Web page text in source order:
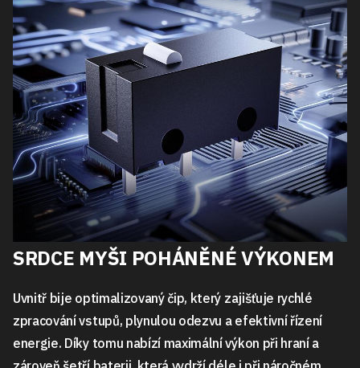
SRDCE MYŠI POHÁNĚNÉ VÝKONEM
Uvnitř bije optimalizovaný čip, který zajišťuje rychlé
zpracování vstupů, plynulou odezvu a efektivní řízení
energie. Díky tomu nabízí maximální výkon při hraní a